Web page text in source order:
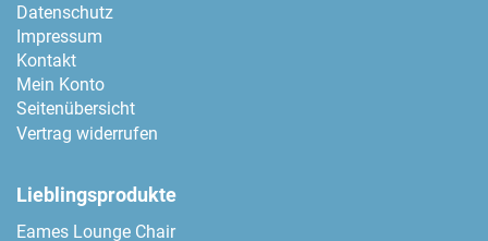
Datenschutz
Impressum
Kontakt
Mein Konto
Seitenübersicht
Vertrag widerrufen
Lieblingsprodukte
Eames Lounge Chair